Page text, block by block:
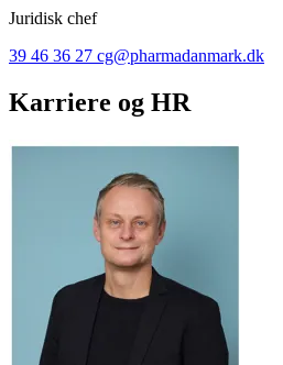
Juridisk chef
39 46 36 27 cg@pharmadanmark.dk
Karriere og HR